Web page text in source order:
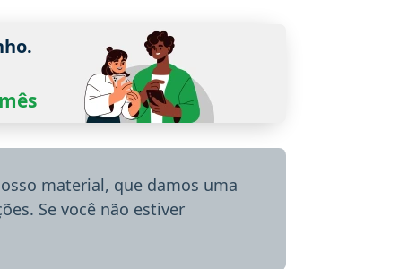
material, que damos uma
Se você não estiver